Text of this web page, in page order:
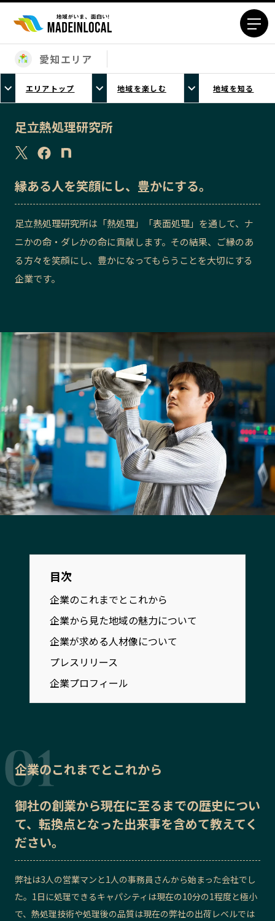
エリアから探す
北海道エリア
青森エリア
岩手エリア
福島エリア
埼玉エリア
千葉エリア
福井エリア
京都エリア
北摂エリア
堺・泉州エリア
河内エリア
兵庫エリア
奈良エリア
和歌山エリア
鳥取エリア
島根エリア
岡山エリア
広島エリア
山口エリア
徳島エリア
香川エリア
愛媛エリア
高知エリア
福岡エリア
佐賀エリア
長崎エリア
宮崎エリア
鹿児島エリア
沖縄エリア
カテゴリから探す
MILCプロジェクト
地域豆知識
Sporkle
「人」から探す
記事ライター
お問い合わせ 会社概要
愛知エリア
エリアトップ 地域を楽しむ 地域を知る
足立熱処理研究所
縁ある人を笑顔にし、豊かにする。
足立熱処理研究所は「熱処理」「表面処理」を通して、ナ
ニかの命・ダレかの命に貢献します。その結果、ご縁のあ
る方々を笑顔にし、豊かになってもらうことを大切にする
企業です。
目次
企業のこれまでとこれから
企業から見た地域の魅力について
企業が求める人材像について
プレスリリース
企業プロフィール
企業のこれまでとこれから
御社の創業から現在に至るまでの歴史につい
て、転換点となった出来事を含めて教えてく
ださい。
弊社は3人の営業マンと1人の事務員さんから始まった会社でし
た。1日に処理できるキャパシティは現在の10分の1程度と極小
で、熱処理技術や処理後の品質は現在の弊社の出荷レベルでは